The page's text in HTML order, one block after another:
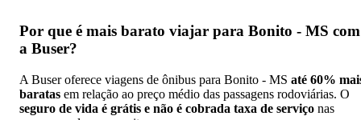
Por que é mais barato viajar para Bonito - MS com
a Buser?
A Buser oferece viagens de ônibus para Bonito - MS até 60%
baratas em relação ao preço médio das passagens rodoviárias. O
seguro de vida é grátis e não é cobrada taxa de serviço nas